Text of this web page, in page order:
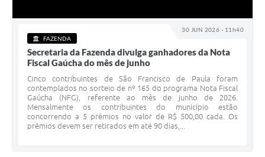
30 JUN 2026 - 11h40
FAZENDA
Secretaria da Fazenda divulga ganhadores da Nota
Fiscal Gaúcha do mês de junho
Cinco contribuintes de São Francisco de Paula foram
contemplados no sorteio de nº 165 do programa Nota Fiscal
Gaúcha (NFG), referente ao mês de junho de 2026.
Mensalmente os contribuintes do município estão
concorrendo a 5 prêmios no valor de R$ 500,00 cada. Os
prêmios devem ser retirados em até 90 dias,...